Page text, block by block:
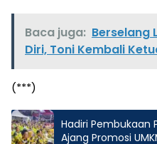
Baca juga: Berselang
Diri, Toni Kembali
(***)
Hadiri Pembukaan
Ajang Promosi